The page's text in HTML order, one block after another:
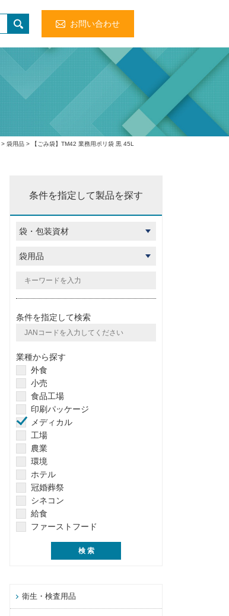
お問い合わせ
> 袋用品 > 【ごみ袋】TM42 業務用ポリ袋 黒 45L
条件を指定して製品を探す
条件を指定して検索
業種から探す
外食
小売
食品工場
印刷パッケージ
メディカル
工場
農業
環境
ホテル
冠婚葬祭
シネコン
給食
ファーストフード
衛生・検査用品